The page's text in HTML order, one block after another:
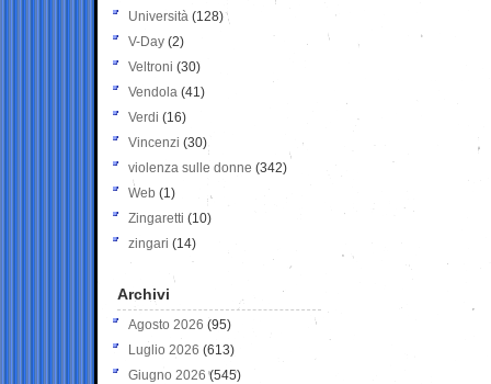
Università (128)
V-Day (2)
Veltroni (30)
Vendola (41)
Verdi (16)
Vincenzi (30)
violenza sulle donne (342)
Web (1)
Zingaretti (10)
zingari (14)
Archivi
Agosto 2026 (95)
Luglio 2026 (613)
Giugno 2026 (545)